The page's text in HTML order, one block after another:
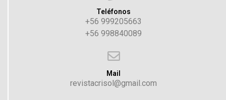
Teléfonos
+56 999205663
+56 998840089
Mail
revistacrisol@gmail.com